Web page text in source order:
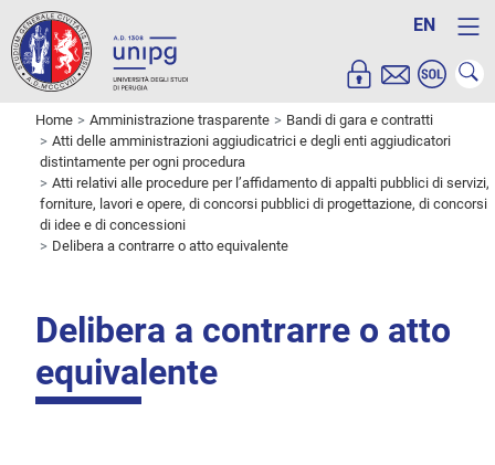
EN
Home Amministrazione trasparente
Bandi di gara e contratti
Atti delle amministrazioni aggiudicatrici e degli enti aggiudicatori
distintamente per ogni procedura
Atti relativi alle procedure per l’affidamento di appalti pubblici di servizi,
forniture, lavori e opere, di concorsi pubblici di progettazione, di concorsi
di idee e di concessioni
Delibera a contrarre o atto equivalente
Delibera a contrarre o atto
equivalente